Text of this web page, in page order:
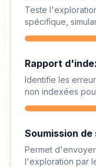
Teste
spécifique,
Rapport
Identifie les
non indexées
Soumission de
Permet
l'exploration par